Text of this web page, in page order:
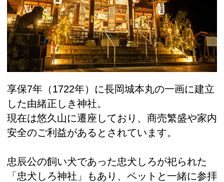
享保7年（1722年）に長岡城本丸の一画に建立
した由緒正しき神社。
現在は悠久山に遷座しており、商売繁盛や家内
安全のご利益があるとされています。
忠辰公の飼い犬であった忠犬しろが祀られた
「忠犬しろ神社」もあり、ペットと一緒に参拝